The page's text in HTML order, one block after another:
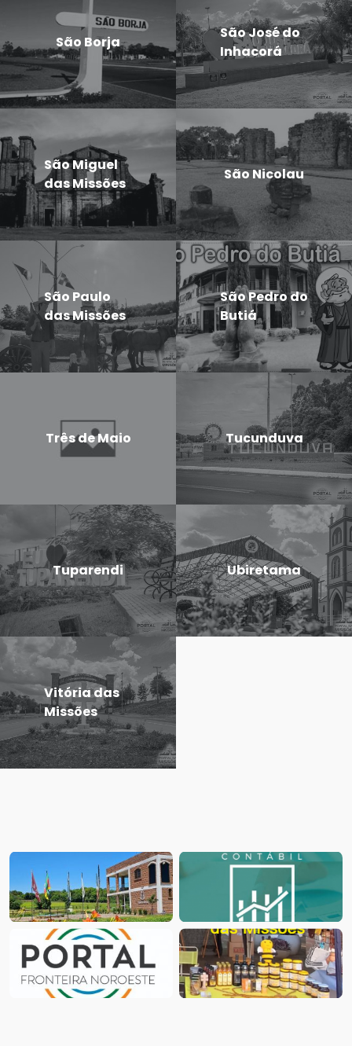
São Borja
São José do
Inhacorá
São Miguel
das Missões
São Nicolau
São Paulo
das Missões
São Pedro do
Butiá
Três de Maio Tucunduva
Tuparendi Ubiretama
Vitória das
Missões